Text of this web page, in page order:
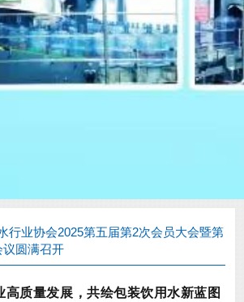
行业协会2025第五届第2次会员大会暨第
议圆满召开
高质量发展，共绘包装饮用水新蓝图